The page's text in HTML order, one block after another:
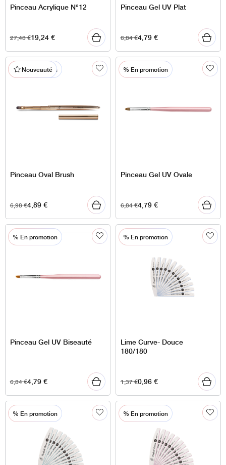
Pinceau Acrylique N°12
27,48€19,24€
Pinceau Gel UV Plat
6,84€4,79€
% En promotion
Nouveauté
Pinceau Oval Brush
6,98€4,89€
% En promotion
Pinceau Gel UV Ovale
6,84€4,79€
% En promotion
Pinceau Gel UV Biseauté
6,84€4,79€
% En promotion
Lime Curve- Douce
180/180
1,37€0,96€
% En promotion % En promotion